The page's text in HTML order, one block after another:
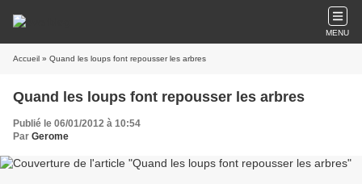
MENU
Accueil » Quand les loups font repousser les arbres
Quand les loups font repousser les arbres
Publié le 06/01/2012 à 10:54
Par Gerome